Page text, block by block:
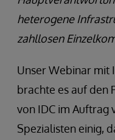
heterogene
zahllosen
Unser Webinar mit
brachte es auf den
von IDC im Auftrag
Spezialisten einig,